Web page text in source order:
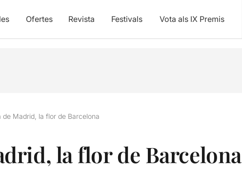
Ofertes Revista Festivals Vota als IX Premis
de Madrid, la flor de Barcelona
la flor de Barcelona